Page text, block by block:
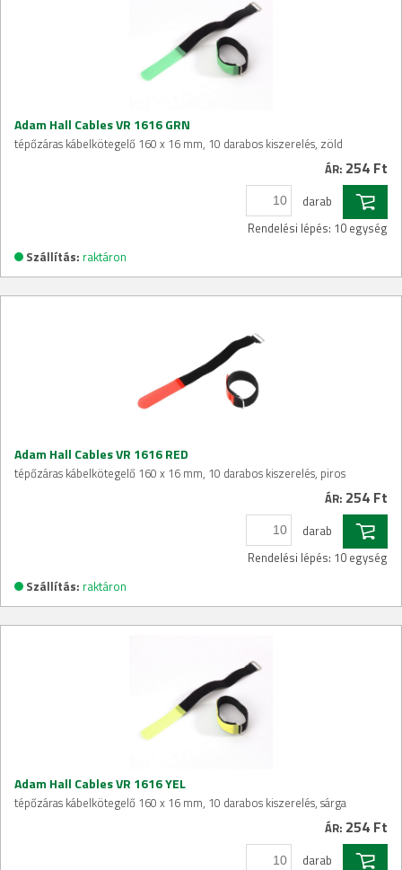
Adam Hall Cables VR 1616 GRN
tépőzáras kábelkötegelő 160 x 16 mm, 10 darabos kiszerelés, zöld
ÁR: 254 Ft
darab
Rendelési lépés: 10 egység
Szállítás: raktáron
Adam Hall Cables VR 1616 RED
tépőzáras kábelkötegelő 160 x 16 mm, 10 darabos kiszerelés, piros
ÁR: 254 Ft
darab
Rendelési lépés: 10 egység
Szállítás: raktáron
Adam Hall Cables VR 1616 YEL
tépőzáras kábelkötegelő 160 x 16 mm, 10 darabos kiszerelés, sárga
ÁR: 254 Ft
darab